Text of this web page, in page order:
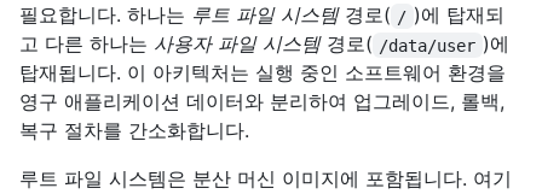
필요합니다. 하나는 루트 파일 시스템경로( / )에 탑재되
고 다른 하나는 사용자 파일 시스템경로( /data/user )에
탑재됩니다. 이 아키텍처는 실행 중인 소프트웨어 환경을
영구 애플리케이션 데이터와 분리하여 업그레이드, 롤백,
복구 절차를 간소화합니다.
루트 파일 시스템은 분산 머신 이미지에 포함됩니다. 여기